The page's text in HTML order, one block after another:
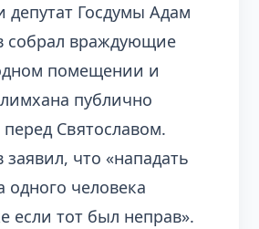
Госдумы Адам
собрал враждующие
помещении и
публично
Святославом.
что «нападать
одного человека
если тот был неправ».